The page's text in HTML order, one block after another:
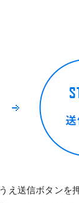
え送信ボタンを